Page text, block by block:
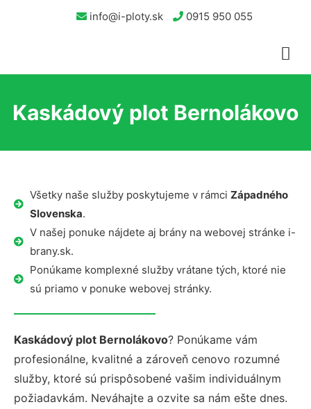
info@i-ploty.sk 0915 950 055
Kaskádový plot Bernolákovo
Všetky naše služby poskytujeme v rámci Západného
Slovenska.
V našej ponuke nájdete aj brány na webovej stránke i-
brany.sk.
Ponúkame komplexné služby vrátane tých, ktoré nie
sú priamo v ponuke webovej stránky.
Kaskádový plot Bernolákovo? Ponúkame vám
profesionálne, kvalitné a zároveň cenovo rozumné
služby, ktoré sú prispôsobené vašim individuálnym
požiadavkám. Neváhajte a ozvite sa nám ešte dnes.